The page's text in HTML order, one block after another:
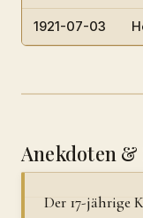
1921-07-03
Anekdoten
Der 17-jährige